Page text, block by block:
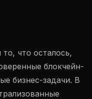
что осталось,
блокчейн-
бизнес-задачи. В